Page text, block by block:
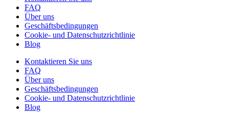
FAQ
Über uns
Geschäftsbedingungen
Cookie- und Datenschutzrichtlinie
Blog
Kontaktieren Sie uns
FAQ
Über uns
Geschäftsbedingungen
Cookie- und Datenschutzrichtlinie
Blog